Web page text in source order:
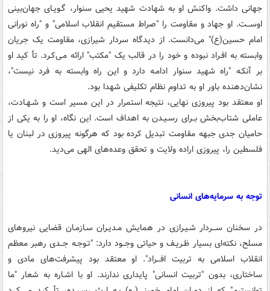
جهانی داشت. واکنش او به شهادت شهید یحیی سنوار، گـویـای جهان‌بینی
اوســـت. او جهاد و مقاومت را "صراط مستقیم انقلاب اسلامی" و "راه نورانی
امام حسین(ع)" می‌دانست. از دیدگاه سردار شیرازی، مقاومت یک جریان
وابسته به افـراد نبوده و خود را در قالب یک "مکتب" ارائه مـی‌کـرد. تأ کید او
بر آنکـه "راه شهید سنوار ادامـه دارد و این راه وابسته به فرد نیست"،
نشان‌دهنده باور او به تداوم نظام تکلیفی شهدا بود.
او معتقد بود پیروزی نهایی، نتیجه استمرار در این مسیر است و شـهـادت،
عاملی شتاب‌بخش بــرای رسـیـدن به اهداف است. این نگاه، او را به یکی از
حامیان جدی جبهه مقاومت تبدیل کرده بود که هرگونه پیروزی در لبنان یا
فلسطین را، پیروزی اراده ولایت و تحقق وعده‌های الهی می‌دید.
توجه به سرمایه‌های انسانی
در سخنان ســـردار شـیـرازی در همایش مـدیـران سـازمـان قضایی نیروهای
مسلح، نکته‌ای بسیار ظـریـف و حیاتی وجــود دارد: "تـوجـه جــدی رهبر معظم
انقلاب اسلامی به تربیت افـــراد". او معتقد بود پیشرفت‌های مادی و
ساختاری، بدون "تربیت انسانی" پایداری ندارند. او با اشـاره به شعار "ما